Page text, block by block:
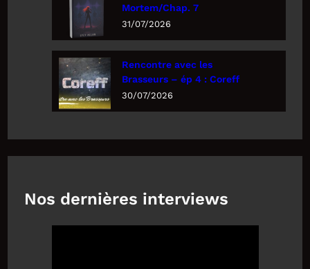
Mortem/Chap. 7
31/07/2026
Rencontre avec les
Brasseurs – ép 4 : Coreff
30/07/2026
Nos dernières interviews